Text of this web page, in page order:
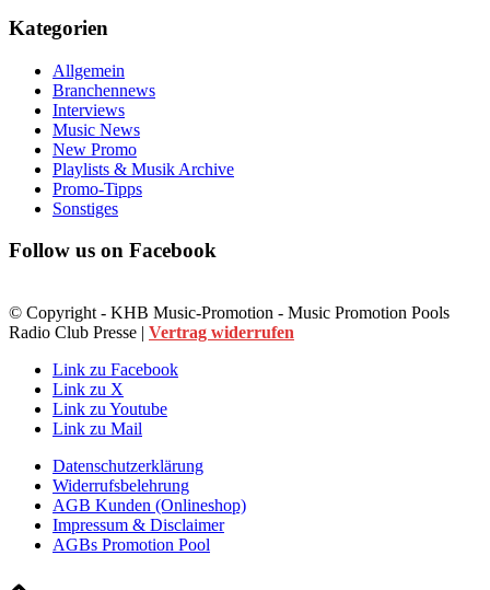
Kategorien
Allgemein
Branchennews
Interviews
Music News
New Promo
Playlists & Musik Archive
Promo-Tipps
Sonstiges
Follow us on Facebook
© Copyright - KHB Music-Promotion - Music Promotion Pools
Radio Club Presse | Vertrag widerrufen
Link zu Facebook
Link zu X
Link zu Youtube
Link zu Mail
Datenschutzerklärung
Widerrufsbelehrung
AGB Kunden (Onlineshop)
Impressum & Disclaimer
AGBs Promotion Pool